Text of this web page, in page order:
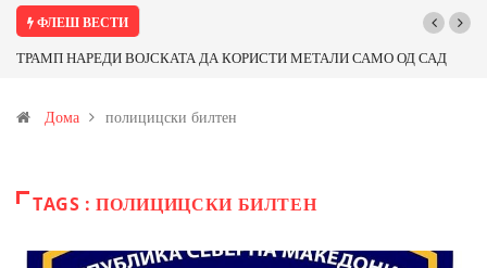
ФЛЕШ ВЕСТИ
НАРЕДИ ВОЈСКАТА ДА КОРИСТИ МЕТАЛИ САМО ОД САД
и со антимонот?
Дома полицицски билтен
TAGS : ПОЛИЦИЦСКИ БИЛТЕН